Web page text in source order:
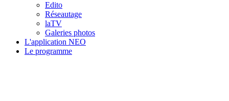
Edito
Réseautage
laTV
Galeries photos
L'application NEO
Le programme